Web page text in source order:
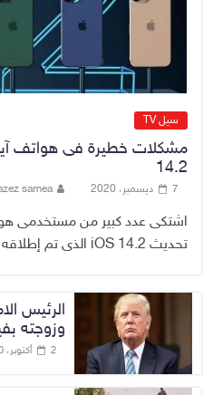
سيل TV
14.2
7 ديسمبر، 2020 samea
اشتكى عدد كبير من مستخدمى
تحديث iOS 14.2 الذى تم إطلاقه منذ عدة أيام، بأن
الرئيس
وزوجته
2 أكتوبر، 2020